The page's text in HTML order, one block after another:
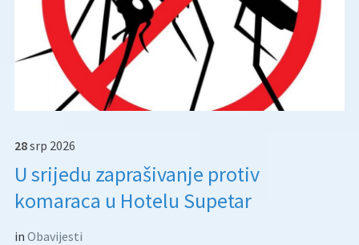
28srp 2026
U srijedu zaprašivanje protiv
komaraca u Hotelu Supetar
in Obavijesti